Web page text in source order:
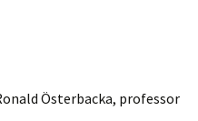
Österbacka, professor